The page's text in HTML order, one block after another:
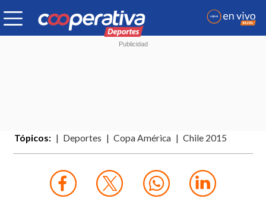
Tópicos: Deportes Copa América Chile 2015